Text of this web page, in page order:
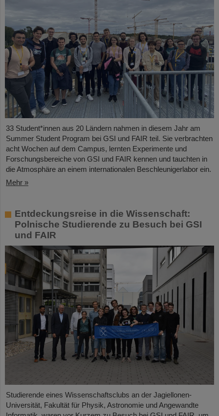
33 Student*innen aus 20 Ländern nahmen in diesem Jahr am
Summer Student Program bei GSI und FAIR teil. Sie verbrachten
acht Wochen auf dem Campus, lernten Experimente und
Forschungsbereiche von GSI und FAIR kennen und tauchten in
die Atmosphäre an einem internationalen Beschleunigerlabor ein.
Mehr »
Entdeckungsreise in die Wissenschaft:
Polnische Studierende zu Besuch bei GSI
und FAIR
Studierende eines Wissenschaftsclubs an der Jagiellonen-
Universität, Fakultät für Physik, Astronomie und Angewandte